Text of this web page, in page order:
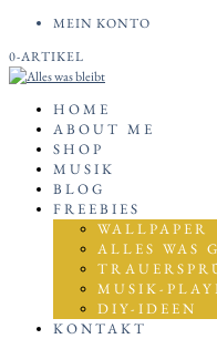
MEIN KONTO
0-ARTIKEL
HOME
ABOUT ME
SHOP
MUSIK
BLOG
FREEBIES
WALLPAPER
ALLES WAS
MUSIK-
DIY-IDEEN
KONTAKT